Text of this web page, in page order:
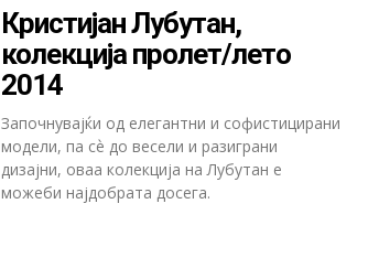
Кристијан Лубутан,
колекција пролет/лето
2014
Започнувајќи од елегантни и софистицирани
модели, па сѐ до весели и разиграни
дизајни, оваа колекција на Лубутан е
можеби најдобрата досега.